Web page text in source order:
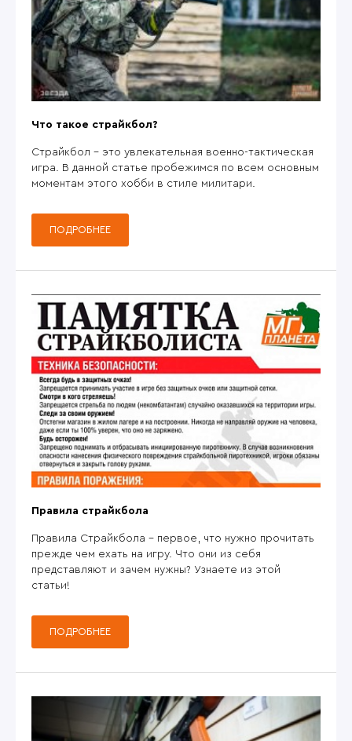
Что такое страйкбол?
Страйкбол - это увлекательная военно-тактическая
игра. В данной статье пробежимся по всем основным
моментам этого хобби в стиле милитари.
ПОДРОБНЕЕ
Правила страйкбола
Правила Страйкбола - первое, что нужно прочитать
прежде чем ехать на игру. Что они из себя
представляют и зачем нужны? Узнаете из этой
статьи!
ПОДРОБНЕЕ